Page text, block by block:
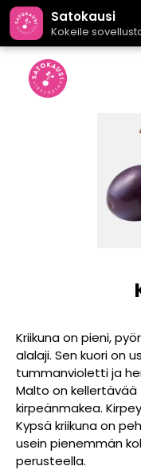
Satokausi
Kokeile
Kriikuna on pieni,
alalaji. Sen kuori on
tummanvioletti ja
Malto on
kirpeänmakea.
Kypsä kriikuna on
usein pienemmän
perusteella.